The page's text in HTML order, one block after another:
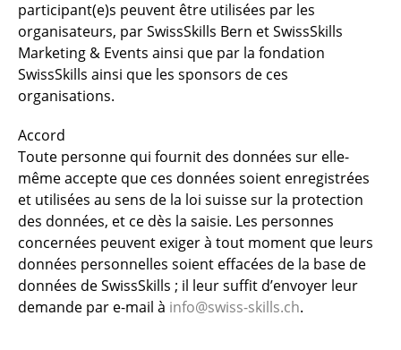
participant(e)s peuvent être utilisées par les
organisateurs, par SwissSkills Bern et SwissSkills
Marketing & Events ainsi que par la fondation
SwissSkills ainsi que les sponsors de ces
organisations.
Accord
Toute personne qui fournit des données sur elle-
même accepte que ces données soient enregistrées
et utilisées au sens de la loi suisse sur la protection
des données, et ce dès la saisie. Les personnes
concernées peuvent exiger à tout moment que leurs
données personnelles soient effacées de la base de
données de SwissSkills ; il leur suffit d’envoyer leur
demande par e-mail à info@swiss-skills.ch.